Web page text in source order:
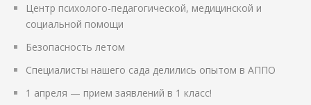
Центр психолого-педагогической, медицинской и
социальной помощи
Безопасность летом
Специалисты нашего сада делились опытом в АППО
1 апреля — прием заявлений в 1 класс!